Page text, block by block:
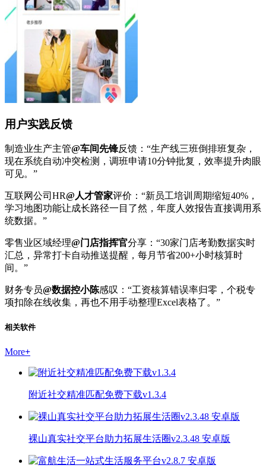
用户实践反馈
制造业生产主管@车间先锋反馈：“生产线三班倒排班复杂，
现在系统自动冲突检测，调班申请10分钟批复，效率提升肉眼
可见。”
互联网公司HR@人才管家评价：“新员工培训周期缩短40%，
学习地图功能让成长路径一目了然，年度人效报告直接调用系
统数据。”
零售业区域经理@门店指挥官分享：“30家门店考勤数据实时
汇总，异常打卡自动推送提醒，每月节省200+小时核算时
间。”
财务专员@数据控小陈感叹：“工资核算错误率归零，个税专
项扣除在线收集，再也不用手动整理Excel表格了。”
相关软件
More+
附近社交精准匹配免费下载v1.3.4
裸山真实社交平台助力拓展生活圈v2.3.48 安卓版